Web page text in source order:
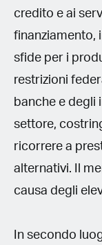
credito e ai
finanziamento,
sfide per i
restrizioni
banche e degli
settore,
ricorrere a
alternativi. Il
causa degli
In secondo